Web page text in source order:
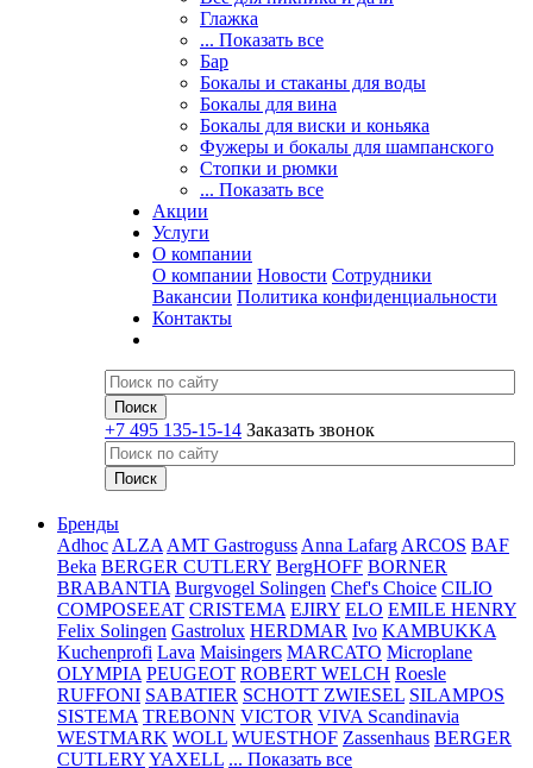
Глажка
... Показать все
Бар
Бокалы и стаканы для воды
Бокалы для вина
Бокалы для виски и коньяка
Фужеры и бокалы для шампанского
Стопки и рюмки
... Показать все
Акции
Услуги
О компании
О компании Новости Сотрудники
Вакансии Политика конфиденциальности
Контакты
+7 495 135-15-14 Заказать звонок
Бренды
Adhoc ALZA AMT Gastroguss Anna Lafarg ARCOS BAF
Beka BERGER CUTLERY BergHOFF BORNER
BRABANTIA Burgvogel Solingen Chef's Choice CILIO
COMPOSEEAT CRISTEMA EJIRY ELO EMILE HENRY
Felix Solingen Gastrolux HERDMAR Ivo KAMBUKKA
Kuchenprofi Lava Maisingers MARCATO Microplane
OLYMPIA PEUGEOT ROBERT WELCH Roesle
RUFFONI SABATIER SCHOTT ZWIESEL SILAMPOS
SISTEMA TREBONN VICTOR VIVA Scandinavia
WESTMARK WOLL WUESTHOF Zassenhaus BERGER
CUTLERYYAXELL ... Показать все